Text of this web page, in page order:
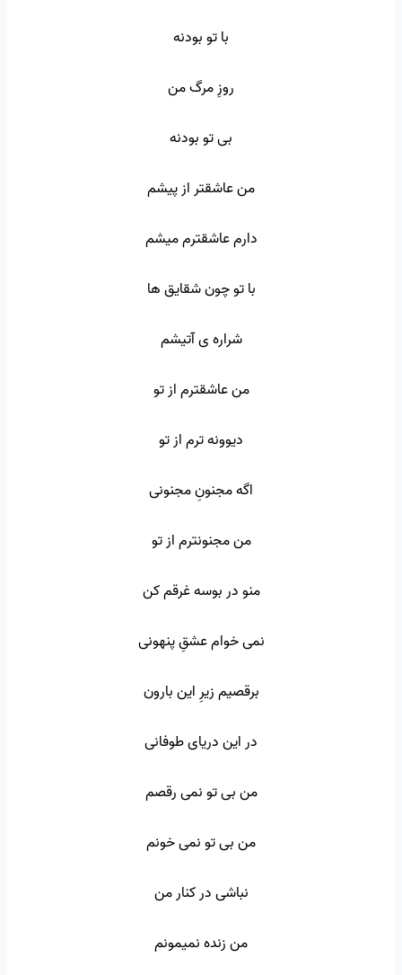
با تو بودنه
روزِ مرگ من
بی تو بودنه
من عاشقتر از پیشم
دارم عاشقترم میشم
با تو چون شقایق ها
شراره ی آتیشم
من عاشقترم از تو
دیوونه ترم از تو
اگه مجنونِ مجنونی
من مجنونترم از تو
منو در بوسه غرقم کن
نمی خوام عشقِ پنهونی
برقصیم زیرِ این بارون
در این دریای طوفانی
من بی تو نمی رقصم
من بی تو نمی خونم
نباشی در کنار من
من زنده نمیمونم